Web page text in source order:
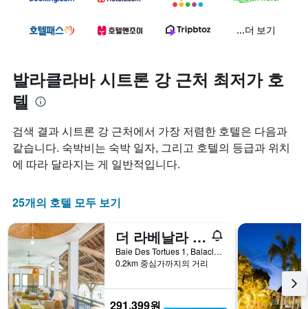
...더 보기
발라클라바 시트론 강 근처 최저가 호
텔
검색 결과 시트론 강 근처에서 가장 저렴한 호텔은 다음과
같습니다. 숙박비는 숙박 일자, 그리고 호텔의 등급과 위치
에 따라 달라지는 게 일반적입니다.
25개의 호텔 모두 보기
더 라베날라 애티튜드
Baie Des Tortues 1, Balaclava, 발라클라바, 모리셔스
0.2km 중심가까지의 거리
291,399원